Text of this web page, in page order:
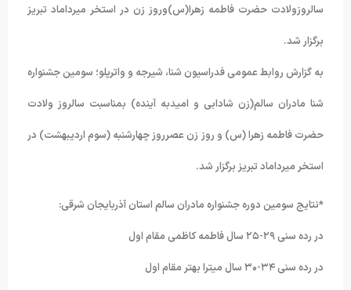
سالروزولادت حضرت فاطمه زهرا(س)وروز زن در استخر میرداماد تبریز
برگزار شد.
به گزارش روابط عمومی فدراسیون شنا، شیرجه و واترپلو؛ سومین جشنواره
شنا مادران سالم(زن شادابی و امیدبه آینده) بمناسبت سالروز ولادت
حضرت فاطمه زهرا (س) و روز زن عصرروز چهارشنبه (سوم اردیبهشت) در
استخر میرداماد تبریز برگزار شد.
*نتایج سومین دوره جشنواره مادران سالم استان آذربایجان شرقی:
در رده سنی ۲۹-۲۵ سال فاطمه کاظمی مقام اول
در رده سنی ۳۴-۳۰ سال میترا بهتر مقام اول